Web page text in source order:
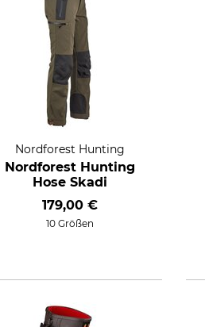
Nordforest Hunting
Nordforest Hunting
Hose Skadi
179,00 €
10 Größen